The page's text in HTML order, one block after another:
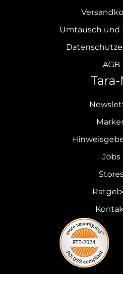
Umtausch und
AGB
Tara-
Jobs